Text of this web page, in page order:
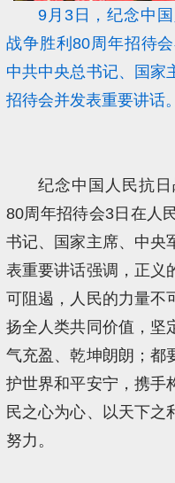
9月3日，纪念中
战争胜利80周年招待
中共中央总书记、国家
招待会并发表重要讲话
纪念中国人民抗
80周年招待会3日在人
书记、国家主席、中央
表重要讲话强调，正义
可阻遏，人民的力量不
扬全人类共同价值，坚
气充盈、乾坤朗朗；都
护世界和平安宁，携手
民之心为心、以天下之
努力。